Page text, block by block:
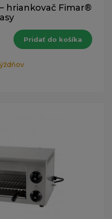
hriankovač Fimar®
Pridať do košíka